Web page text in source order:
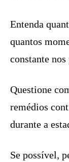
Entenda
quantos
constante nos
Questione
remédios
durante a
Se possível,